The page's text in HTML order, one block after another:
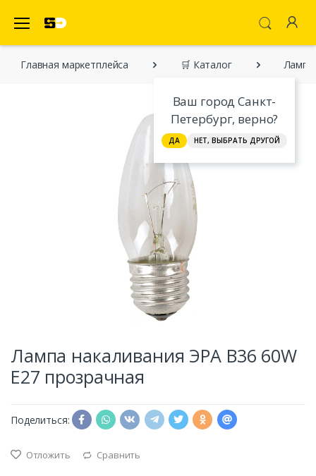
Ваш город Санкт-
Петербург, верно?
ДА НЕТ, ВЫБРАТЬ ДРУГОЙ
Главная марĸетплейса 🛒 Каталог Лампа
Лампа накаливания ЭРА B36 60W
E27 прозрачная
Поделиться:
Отложить Сравнить